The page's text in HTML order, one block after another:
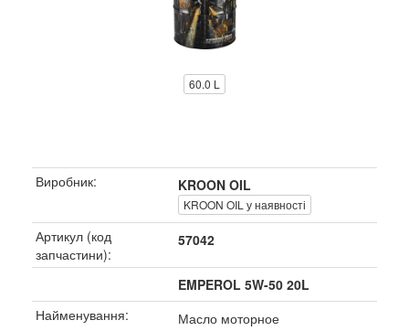
60.0 L
Виробник: KROON OIL
KROON OIL у наявності
Артикул (код
запчастини):
57042
EMPEROL 5W-50 20L
Найменування:
Масло моторное